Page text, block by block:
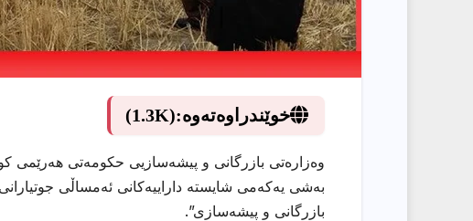
خوێندراوەتەوە:(1.3K)
وەزارەتی بازرگانی و پیشەسازیی حکومەتی هەرێمی
بەشی یەکەمی شایستە داراییەکانی ئەمساڵی
بازرگانی و پیشەسازی”.